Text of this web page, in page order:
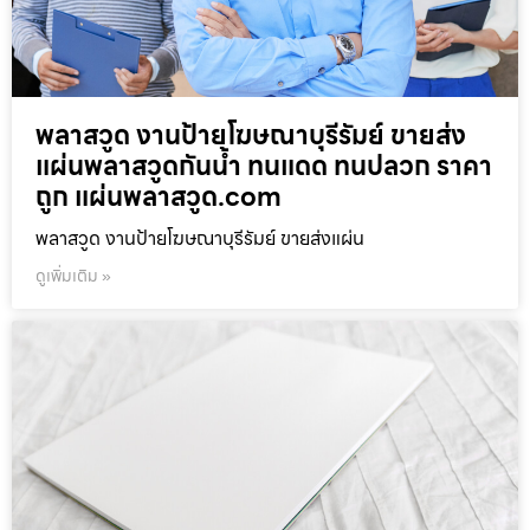
พลาสวูด งานป้ายโฆษณาบุรีรัมย์ ขายส่ง
แผ่นพลาสวูดกันน้ำ ทนแดด ทนปลวก ราคา
ถูก แผ่นพลาสวูด.com
พลาสวูด งานป้ายโฆษณาบุรีรัมย์ ขายส่งแผ่น
ดูเพิ่มเติม »